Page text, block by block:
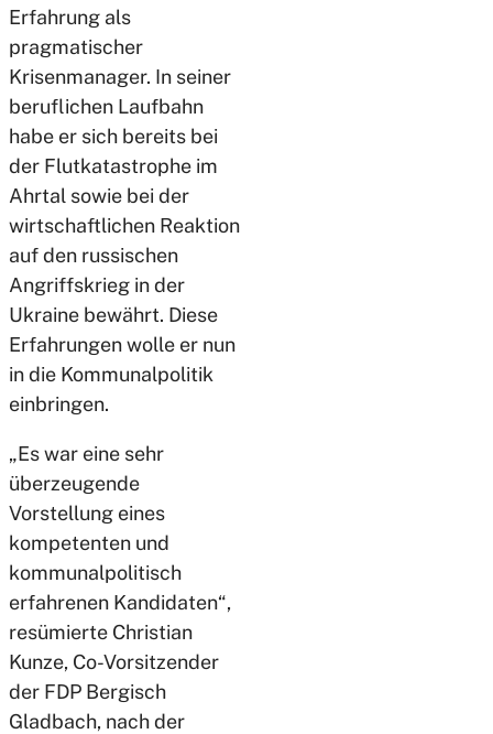
Erfahrung als
pragmatischer
Krisenmanager. In seiner
beruflichen Laufbahn
habe er sich bereits bei
der Flutkatastrophe im
Ahrtal sowie bei der
wirtschaftlichen Reaktion
auf den russischen
Angriffskrieg in der
Ukraine bewährt. Diese
Erfahrungen wolle er nun
in die Kommunalpolitik
einbringen.
„Es war eine sehr
überzeugende
Vorstellung eines
kompetenten und
kommunalpolitisch
erfahrenen Kandidaten“,
resümierte Christian
Kunze, Co-Vorsitzender
der FDP Bergisch
Gladbach, nach der